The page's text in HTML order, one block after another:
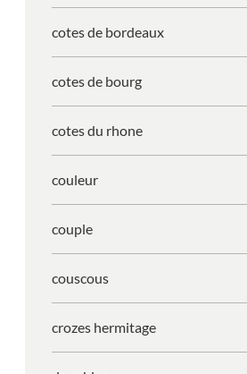
cotes de bordeaux
cotes de bourg
cotes du rhone
couleur
couple
couscous
crozes hermitage